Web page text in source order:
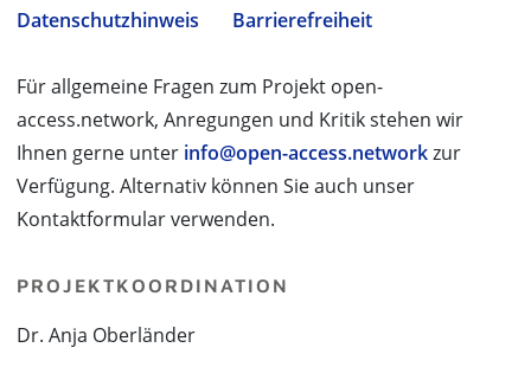
Datenschutzhinweis
Barrierefreiheit
Für allgemeine Fragen zum Projekt open-
access.network, Anregungen und Kritik stehen wir
Ihnen gerne unter info@open-access.networkzur
Verfügung. Alternativ können Sie auch unser
Kontaktformular verwenden.
PROJEKTKOORDINATION
Dr. Anja Oberländer